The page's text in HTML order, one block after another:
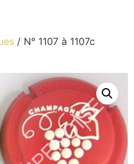
/ N° 1107 à 1107c